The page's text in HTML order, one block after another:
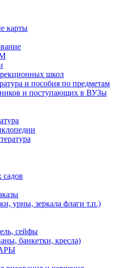
карты
школ
и пособия по предметам
и поступающих в ВУЗы
садов
урны, зеркала флаги т.п.)
сейфы
банкетки, кресла)